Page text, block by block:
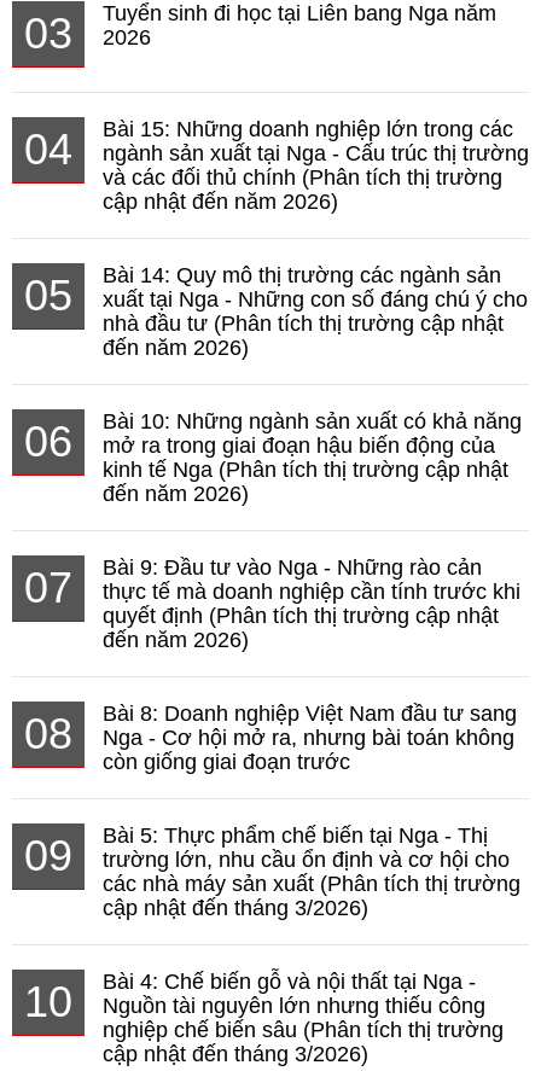
03
Tuyển sinh đi học tại Liên bang Nga năm
2026
04
Bài 15: Những doanh nghiệp lớn trong các
ngành sản xuất tại Nga - Cấu trúc thị trường
và các đối thủ chính (Phân tích thị trường
cập nhật đến năm 2026)
05
Bài 14: Quy mô thị trường các ngành sản
xuất tại Nga - Những con số đáng chú ý cho
nhà đầu tư (Phân tích thị trường cập nhật
đến năm 2026)
06
Bài 10: Những ngành sản xuất có khả năng
mở ra trong giai đoạn hậu biến động của
kinh tế Nga (Phân tích thị trường cập nhật
đến năm 2026)
07
Bài 9: Đầu tư vào Nga - Những rào cản
thực tế mà doanh nghiệp cần tính trước khi
quyết định (Phân tích thị trường cập nhật
đến năm 2026)
08
Bài 8: Doanh nghiệp Việt Nam đầu tư sang
Nga - Cơ hội mở ra, nhưng bài toán không
còn giống giai đoạn trước
09
Bài 5: Thực phẩm chế biến tại Nga - Thị
trường lớn, nhu cầu ổn định và cơ hội cho
các nhà máy sản xuất (Phân tích thị trường
cập nhật đến tháng 3/2026)
10
Bài 4: Chế biến gỗ và nội thất tại Nga -
Nguồn tài nguyên lớn nhưng thiếu công
nghiệp chế biến sâu (Phân tích thị trường
cập nhật đến tháng 3/2026)